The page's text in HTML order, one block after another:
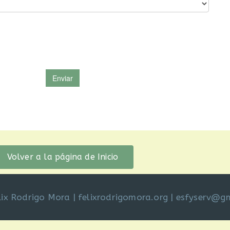
Volver a la página de Inicio
Rodrigo Mora | felixrodrigomora.org |